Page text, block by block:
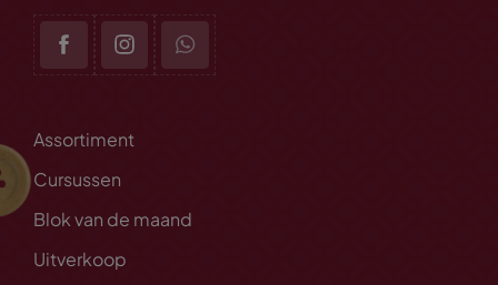
Assortiment
Cursussen
Blok van de maand
Uitverkoop